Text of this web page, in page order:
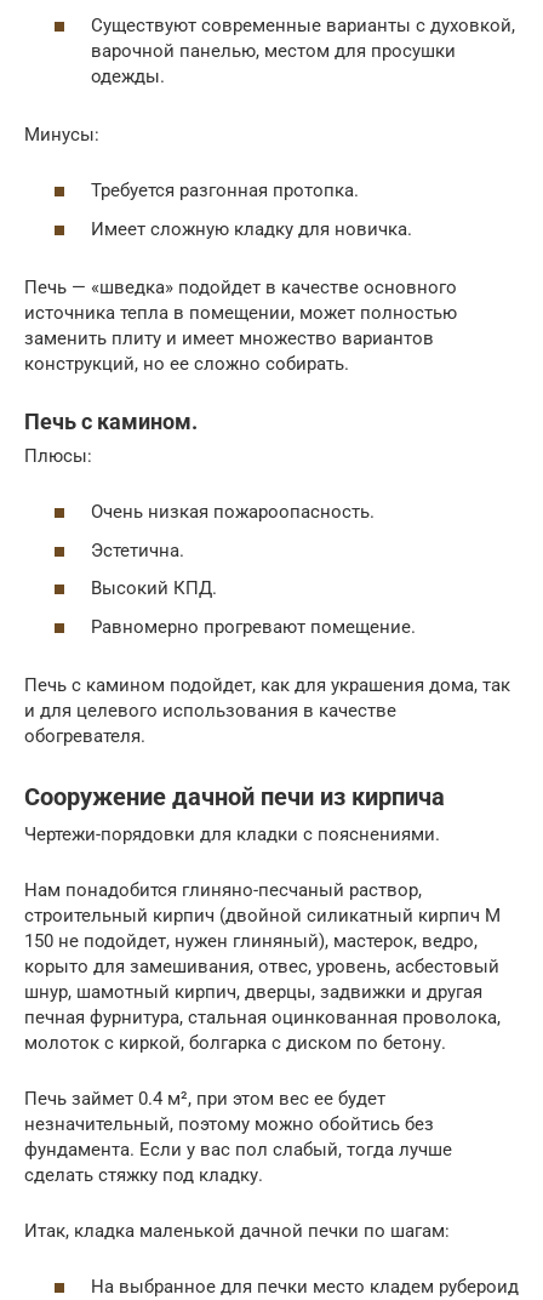
Существуют современные варианты с духовкой,
варочной панелью, местом для просушки
одежды.
Минусы:
Требуется разгонная протопка.
Имеет сложную кладку для новичка.
Печь — «шведка» подойдет в качестве основного
источника тепла в помещении, может полностью
заменить плиту и имеет множество вариантов
конструкций, но ее сложно собирать.
Печь с камином.
Плюсы:
Очень низкая пожароопасность.
Эстетична.
Высокий КПД.
Равномерно прогревают помещение.
Печь с камином подойдет, как для украшения дома, так
и для целевого использования в качестве
обогревателя.
Сооружение дачной печи из кирпича
Чертежи-порядовки для кладки с пояснениями.
Нам понадобится глиняно-песчаный раствор,
строительный кирпич (двойной силикатный кирпич М
150 не подойдет, нужен глиняный), мастерок, ведро,
корыто для замешивания, отвес, уровень, асбестовый
шнур, шамотный кирпич, дверцы, задвижки и другая
печная фурнитура, стальная оцинкованная проволока,
молоток с киркой, болгарка с диском по бетону.
Печь займет 0.4 м², при этом вес ее будет
незначительный, поэтому можно обойтись без
фундамента. Если у вас пол слабый, тогда лучше
сделать стяжку под кладку.
Итак, кладка маленькой дачной печки по шагам:
На выбранное для печки место кладем рубероид